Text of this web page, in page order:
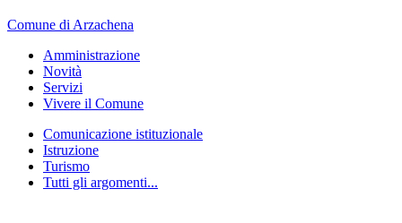
Comune di Arzachena
Amministrazione
Novità
Servizi
Vivere il Comune
Comunicazione istituzionale
Istruzione
Turismo
Tutti gli argomenti...